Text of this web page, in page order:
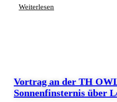
Weiterlesen
Vortrag an der TH
Sonnenfinsternis über